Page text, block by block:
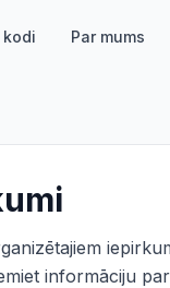
kodi Par mums
informāciju